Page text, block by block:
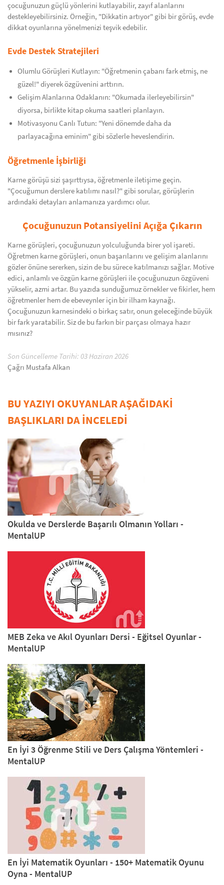
çocuğunuzun güçlü yönlerini kutlayabilir, zayıf alanlarını
destekleyebilirsiniz. Örneğin, "Dikkatin artıyor" gibi bir görüş, evde
dikkat oyunlarına yönelmenizi teşvik edebilir.
Evde Destek Stratejileri
Olumlu Görüşleri Kutlayın: "Öğretmenin çabanı fark etmiş, ne
güzel!" diyerek özgüvenini arttırın.
Gelişim Alanlarına Odaklanın: "Okumada ilerleyebilirsin"
diyorsa, birlikte kitap okuma saatleri planlayın.
Motivasyonu Canlı Tutun: "Yeni dönemde daha da
parlayacağına eminim" gibi sözlerle heveslendirin.
Öğretmenle İşbirliği
Karne görüşü sizi şaşırttıysa, öğretmenle iletişime geçin.
"Çocuğumun derslere katılımı nasıl?" gibi sorular, görüşlerin
ardındaki detayları anlamanıza yardımcı olur.
Çocuğunuzun Potansiyelini Açığa Çıkarın
Karne görüşleri, çocuğunuzun yolculuğunda birer yol işareti.
Öğretmen karne görüşleri, onun başarılarını ve gelişim alanlarını
gözler önüne sererken, sizin de bu sürece katılmanızı sağlar. Motive
edici, anlamlı ve özgün karne görüşleri ile çocuğunuzun özgüveni
yükselir, azmi artar. Bu yazıda sunduğumuz örnekler ve fikirler, hem
öğretmenler hem de ebeveynler için bir ilham kaynağı.
Çocuğunuzun karnesindeki o birkaç satır, onun geleceğinde büyük
bir fark yaratabilir. Siz de bu farkın bir parçası olmaya hazır
mısınız?
Son Güncelleme Tarihi: 03 Haziran 2026
Çağrı Mustafa Alkan
BU YAZIYI OKUYANLAR AŞAĞIDAKİ
BAŞLIKLARI DA İNCELEDİ
Okulda ve Derslerde Başarılı Olmanın Yolları -
MentalUP
MEB Zeka ve Akıl Oyunları Dersi - Eğitsel Oyunlar -
MentalUP
En İyi 3 Öğrenme Stili ve Ders Çalışma Yöntemleri -
MentalUP
En İyi Matematik Oyunları - 150+ Matematik Oyunu
Oyna - MentalUP